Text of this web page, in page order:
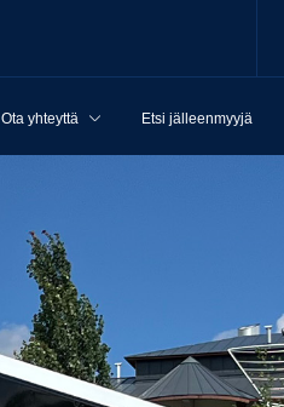
Ota yhteyttä Etsi jälleenmyyjä